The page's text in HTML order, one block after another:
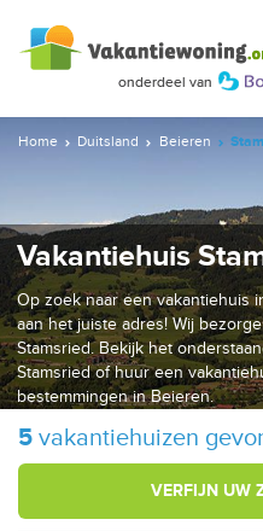
Home Duitsland Beieren
Vakantiehuis
Op zoek naar een vakantiehuis
aan het juiste adres! Wij
Stamsried. Bekijk het
Stamsried of huur een
bestemmingen in Beieren.
5 vakantiehuizen
VERFIJN UW